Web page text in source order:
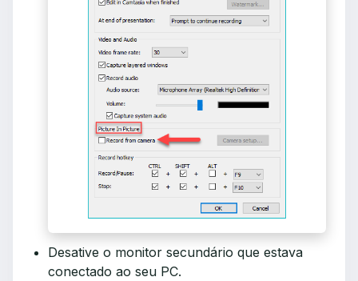
Desative o monitor secundário que estava
conectado ao seu PC.